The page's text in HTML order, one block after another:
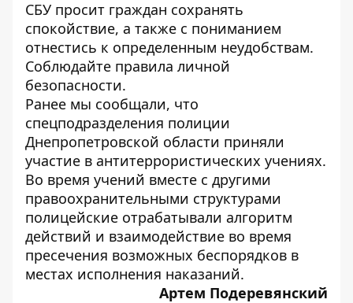
СБУ просит граждан сохранять
спокойствие, а также с пониманием
отнестись к определенным неудобствам.
Соблюдайте правила личной
безопасности.
Ранее мы сообщали, что
спецподразделения полиции
Днепропетровской области приняли
участие в антитеррористических учениях.
Во время учений вместе с другими
правоохранительными структурами
полицейские отрабатывали алгоритм
действий и взаимодействие во время
пресечения возможных беспорядков в
местах исполнения наказаний.
Артем Подеревянский